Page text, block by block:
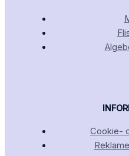
Cookie-